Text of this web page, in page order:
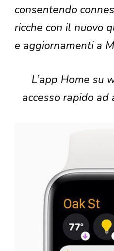
consentendo
ricche con il nuovo
e aggiornamenti a
L’app Home su
accesso rapido ad